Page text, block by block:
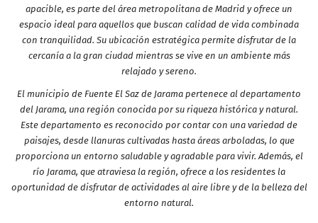
apacible, es parte del área metropolitana de Madrid y ofrece un
espacio ideal para aquellos que buscan calidad de vida combinada
con tranquilidad. Su ubicación estratégica permite disfrutar de la
cercanía a la gran ciudad mientras se vive en un ambiente más
relajado y sereno.
El municipio de Fuente El Saz de Jarama pertenece al departamento
del Jarama, una región conocida por su riqueza histórica y natural.
Este departamento es reconocido por contar con una variedad de
paisajes, desde llanuras cultivadas hasta áreas arboladas, lo que
proporciona un entorno saludable y agradable para vivir. Además, el
río Jarama, que atraviesa la región, ofrece a los residentes la
oportunidad de disfrutar de actividades al aire libre y de la belleza del
entorno natural.